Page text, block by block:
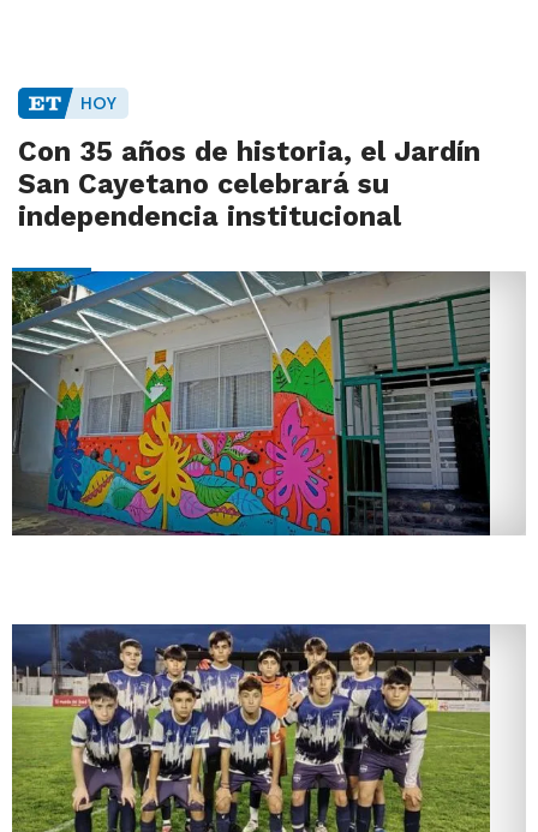
HOY
Con 35 años de historia, el Jardín
San Cayetano celebrará su
independencia institucional